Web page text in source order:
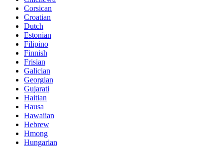
Corsican
Croatian
Dutch
Estonian
Filipino
Finnish
Frisian
Galician
Georgian
Gujarati
Haitian
Hausa
Hawaiian
Hebrew
Hmong
Hungarian